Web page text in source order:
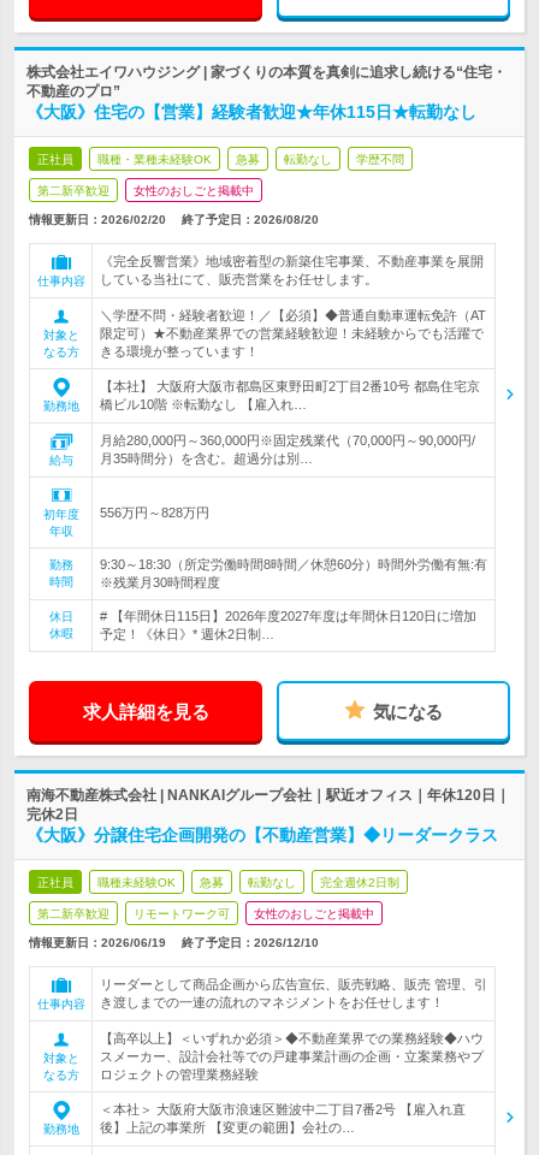
株式会社エイワハウジング | 家づくりの本質を真剣に追求し続ける“住宅・
不動産のプロ”
《大阪》住宅の【営業】経験者歓迎★年休115日★転勤なし
正社員 職種・業種未経験OK 急募 転勤なし 学歴不問
第二新卒歓迎 女性のおしごと掲載中
情報更新日：2026/02/20 終了予定日： 2026/08/20
仕事内容
《完全反響営業》地域密着型の新築住宅事業、不動産事業を展開
している当社にて、販売営業をお任せします。
対象と
なる方
＼学歴不問・経験者歓迎！／【必須】◆普通自動車運転免許（AT
限定可）★不動産業界での営業経験歓迎！未経験からでも活躍で
きる環境が整っています！
勤務地
【本社】 大阪府大阪市都島区東野田町2丁目2番10号 都島住宅京
橋ビル10階 ※転勤なし 【雇入れ…
給与
月給280,000円～360,000円※固定残業代（70,000円～90,000円/
月35時間分）を含む。超過分は別…
初年度
年収
556万円～828万円
勤務
時間
9:30～18:30（所定労働時間8時間／休憩60分）時間外労働有無:有
※残業月30時間程度
休日
休暇
# 【年間休日115日】2026年度2027年度は年間休日120日に増加
予定！《休日》* 週休2日制…
求人詳細を見る 気になる
南海不動産株式会社 | NANKAIグループ会社｜駅近オフィス｜年休120日｜
完休2日
《大阪》分譲住宅企画開発の【不動産営業】◆リーダークラス
正社員 職種未経験OK 急募 転勤なし 完全週休2日制
第二新卒歓迎 リモートワーク可 女性のおしごと掲載中
情報更新日：2026/06/19 終了予定日： 2026/12/10
仕事内容
リーダーとして商品企画から広告宣伝、販売戦略、販売 管理、引
き渡しまでの一連の流れのマネジメントをお任せします！
対象と
なる方
【高卒以上】＜いずれか必須＞◆不動産業界での業務経験◆ハウ
スメーカー、設計会社等での戸建事業計画の企画・立案業務やプ
ロジェクトの管理業務経験
勤務地
＜本社＞ 大阪府大阪市浪速区難波中二丁目7番2号 【雇入れ直
後】上記の事業所 【変更の範囲】会社の…